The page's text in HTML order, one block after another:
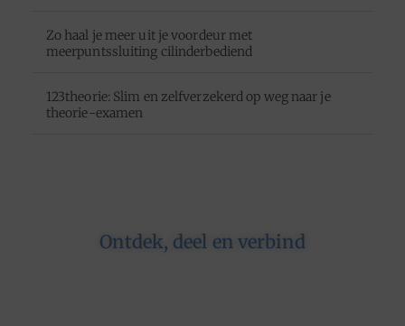
Zo haal je meer uit je voordeur met
meerpuntssluiting cilinderbediend
123theorie: Slim en zelfverzekerd op weg naar je
theorie-examen
Ontdek, deel en verbind